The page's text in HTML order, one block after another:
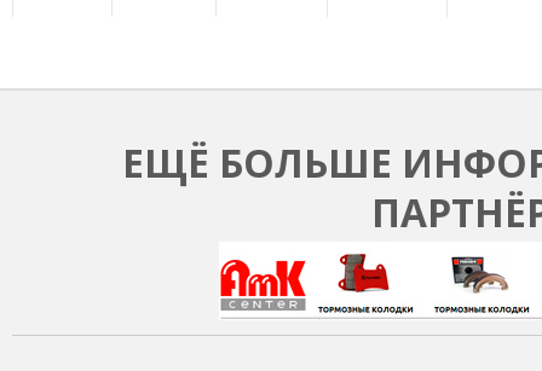
ЕЩЁ БОЛЬШЕ